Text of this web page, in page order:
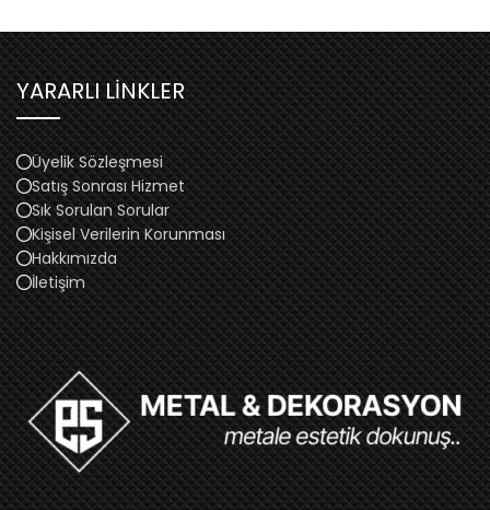
YARARLI LİNKLER
Üyelik Sözleşmesi
Satış Sonrası Hizmet
Sık Sorulan Sorular
Kişisel Verilerin Korunması
Hakkımızda
İletişim